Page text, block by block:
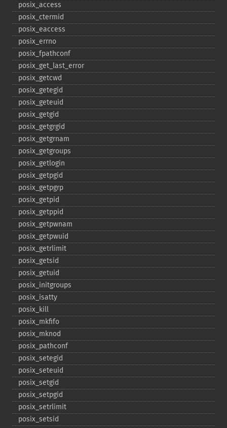
posix_​access
posix_​ctermid
posix_​eaccess
posix_​errno
posix_​fpathconf
posix_​get_​last_​error
posix_​getcwd
posix_​getegid
posix_​geteuid
posix_​getgid
posix_​getgrgid
posix_​getgrnam
posix_​getgroups
posix_​getlogin
posix_​getpgid
posix_​getpgrp
posix_​getpid
posix_​getppid
posix_​getpwnam
posix_​getpwuid
posix_​getrlimit
posix_​getsid
posix_​getuid
posix_​initgroups
posix_​isatty
posix_​kill
posix_​mkfifo
posix_​mknod
posix_​pathconf
posix_​setegid
posix_​seteuid
posix_​setgid
posix_​setpgid
posix_​setrlimit
posix_​setsid